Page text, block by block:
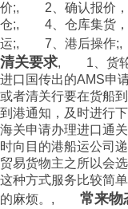
价;, 2、确认报价，
仓;, 4、仓库集货
运;, 7、港后操
清关要求, 1、货轮
进口国传出的AMS
或者清关行要在货船
到港通知，及时进行
海关申请办理进口通
时向目的港船运公
贸易货物主之所以会
这种方式服务比较简
的麻烦。, 常来物